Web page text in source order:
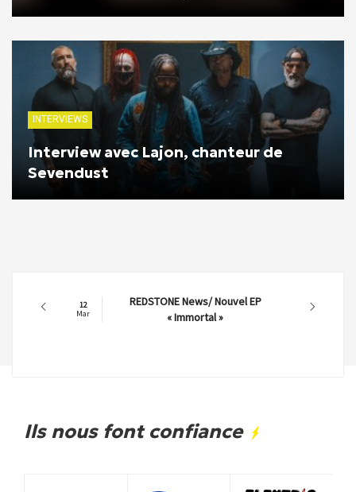
INTERVIEWS
Interview avec Lajon, chanteur de
Sevendust
12
Mar
REDSTONE News/ Nouvel EP
« Immortal »
Ils nous font confiance